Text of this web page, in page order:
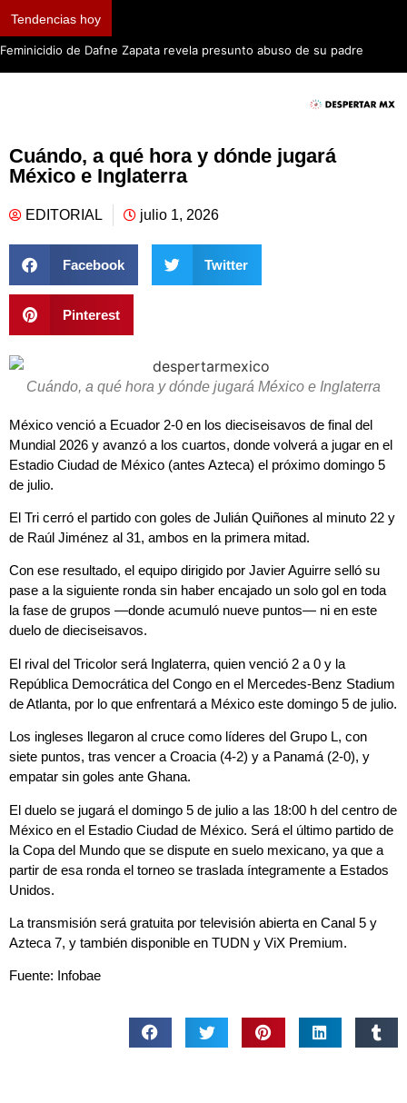
Tendencias hoy
Feminicidio de Dafne Zapata revela presunto abuso de su padre
Cuándo, a qué hora y dónde jugará
México e Inglaterra
EDITORIAL julio 1, 2026
Facebook Twitter
Pinterest
Cuándo, a qué hora y dónde jugará México e Inglaterra
México venció a Ecuador 2-0 en los dieciseisavos de final del
Mundial 2026 y avanzó a los cuartos, donde volverá a jugar en el
Estadio Ciudad de México (antes Azteca) el próximo domingo 5
de julio.
El Tri cerró el partido con goles de Julián Quiñones al minuto 22 y
de Raúl Jiménez al 31, ambos en la primera mitad.
Con ese resultado, el equipo dirigido por Javier Aguirre selló su
pase a la siguiente ronda sin haber encajado un solo gol en toda
la fase de grupos —donde acumuló nueve puntos— ni en este
duelo de dieciseisavos.
El rival del Tricolor será Inglaterra, quien venció 2 a 0 y la
República Democrática del Congo en el Mercedes-Benz Stadium
de Atlanta, por lo que enfrentará a México este domingo 5 de julio.
Los ingleses llegaron al cruce como líderes del Grupo L, con
siete puntos, tras vencer a Croacia (4-2) y a Panamá (2-0), y
empatar sin goles ante Ghana.
El duelo se jugará el domingo 5 de julio a las 18:00 h del centro de
México en el Estadio Ciudad de México. Será el último partido de
la Copa del Mundo que se dispute en suelo mexicano, ya que a
partir de esa ronda el torneo se traslada íntegramente a Estados
Unidos.
La transmisión será gratuita por televisión abierta en Canal 5 y
Azteca 7, y también disponible en TUDN y ViX Premium.
Fuente: Infobae